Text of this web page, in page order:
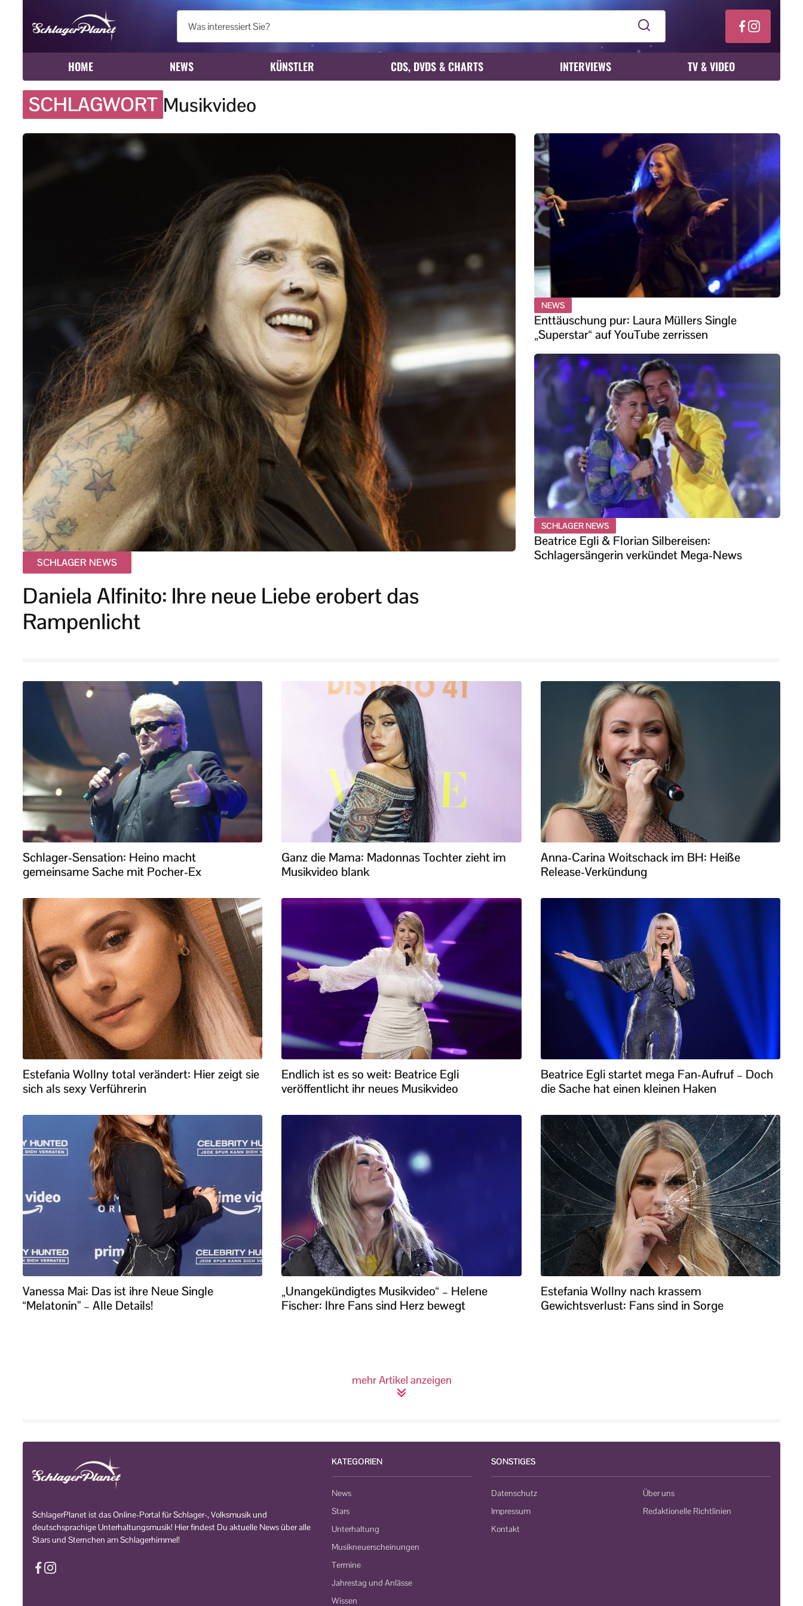
HOME NEWS KÜNSTLER CDS, DVDS & CHARTS INTERVIEWS TV & VIDEO
SCHLAGWORT Musikvideo
SCHLAGER NEWS
Daniela Alfinito: Ihre neue Liebe erobert das
Rampenlicht
NEWS
Enttäuschung pur: Laura Müllers Single
„Superstar“ auf YouTube zerrissen
SCHLAGER NEWS
Beatrice Egli & Florian Silbereisen:
Schlagersängerin verkündet Mega-News
Schlager-Sensation: Heino macht
gemeinsame Sache mit Pocher-Ex
Ganz die Mama: Madonnas Tochter zieht im
Musikvideo blank
Anna-Carina Woitschack im BH: Heiße
Release-Verkündung
Estefania Wollny total verändert: Hier zeigt sie
sich als sexy Verführerin
Endlich ist es so weit: Beatrice Egli
veröffentlicht ihr neues Musikvideo
Beatrice Egli startet mega Fan-Aufruf – Doch
die Sache hat einen kleinen Haken
Vanessa Mai: Das ist ihre Neue Single
“Melatonin” – Alle Details!
„Unangekündigtes Musikvideo“ – Helene
Fischer: Ihre Fans sind Herz bewegt
Estefania Wollny nach krassem
Gewichtsverlust: Fans sind in Sorge
mehr Artikel anzeigen
SchlagerPlanet ist das Online-Portal für Schlager-, Volksmusik und
deutschsprachige Unterhaltungsmusik! Hier findest Du aktuelle News über alle
Stars und Sternchen am Schlagerhimmel!
KATEGORIEN
News
Stars
Unterhaltung
Musikneuerscheinungen
Termine
Jahrestag und Anlässe
Wissen
SONSTIGES
Datenschutz
Impressum
Kontakt
Über uns
Redaktionelle Richtlinien